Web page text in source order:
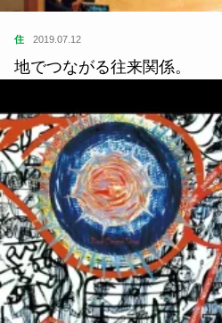
住 2019.07.12
地でつながる往来関係。